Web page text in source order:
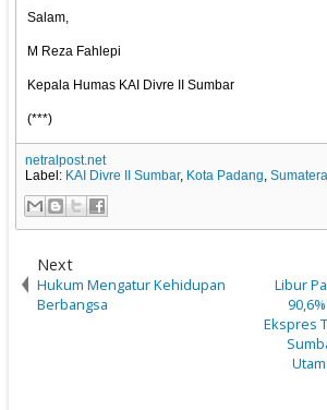
Salam,
M Reza Fahlepi
Kepala Humas KAI Divre II Sumbar
(***)
netralpost.net
Label: KAI Divre II Sumbar, Kota Padang,
Next
Hukum Mengatur Kehidupan
Berbangsa
Libur
Ekspres